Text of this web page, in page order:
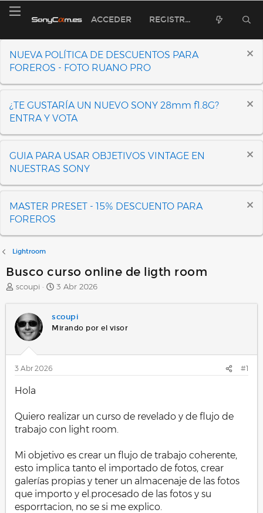
ACCEDER REGISTRARSE
NUEVA POLÍTICA DE DESCUENTOS PARA
FOREROS - FOTO RUANO PRO
¿TE GUSTARÍA UN NUEVO SONY 28mm f1.8G?
ENTRA Y VOTA
GUIA PARA USAR OBJETIVOS VINTAGE EN
NUESTRAS SONY
MASTER PRESET - 15% DESCUENTO PARA
FOREROS
Lightroom
Busco curso online de ligth room
A
o
r
scoupi
F
h
a
o
3 Abr 2026
scoupi
Mirando por el visor
3 Abr 2026 #1
Hola
Quiero realizar un curso de revelado y de flujo de
trabajo con light room.
Mi objetivo es crear un flujo de trabajo coherente,
esto implica tanto el importado de fotos, crear
galerías propias y tener un almacenaje de las fotos
que importo y el.procesado de las fotos y su
esporrtacion, no se si me explico.